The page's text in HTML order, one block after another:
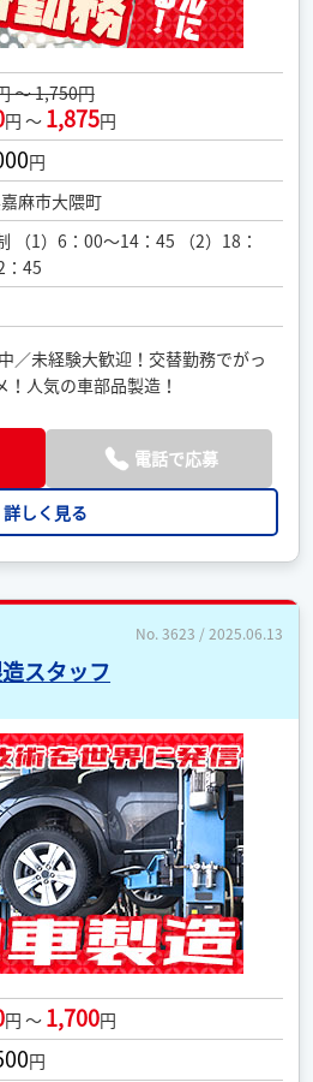
～ 1,750円
円 ～ 1,875円
円
麻市大隈町
（1）6：00〜14：45 （2）18：
：45
／未経験大歓迎！交替勤務でがっ
人気の車部品製造！
電話で応募
詳しく見る
No. 3623 / 2025.06.13
スタッフ
円 ～ 1,700円
円